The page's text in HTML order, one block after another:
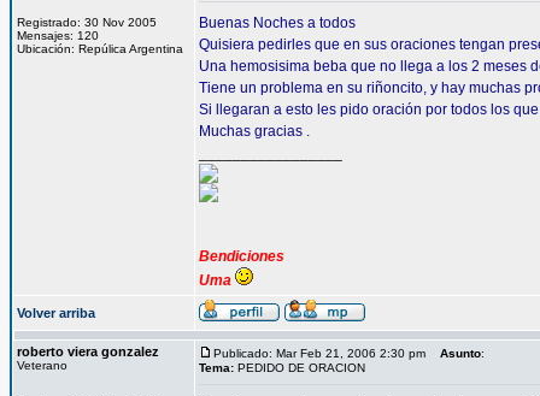
Registrado: 30 Nov 2005
Mensajes: 120
Ubicación: Repúlica Argentina
Buenas Noches a todos
Quisiera pedirles que en sus oraciones tengan
Una hemosisima beba que no llega a los 2 meses
Tiene un problema en su riñoncito, y hay muchas
Si llegaran a esto les pido oración por todos los
Muchas gracias .
Bendiciones
Uma
Volver arriba
roberto viera gonzalez
Veterano
Publicado: Mar Feb 21, 2006 2:30 pm Asunto:
Tema: PEDIDO DE ORACION